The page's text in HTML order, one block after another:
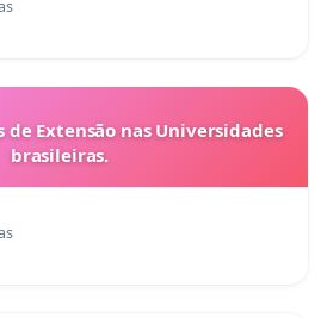
de Extensão nas Universidades
brasileiras.